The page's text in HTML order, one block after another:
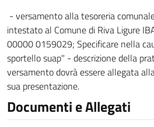
- versamento alla tesoreria
intestato al Comune di Riva Ligure
00000 0159029; Specificare nella
sportello suap" - descrizione della
versamento dovrà essere allegata
sua presentazione.
Documenti e Allegati